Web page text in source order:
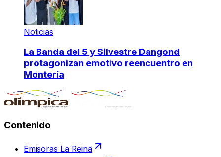
Noticias
La Banda del 5 y Silvestre Dangond
protagonizan emotivo reencuentro en
Montería
Contenido
Emisoras La Reina